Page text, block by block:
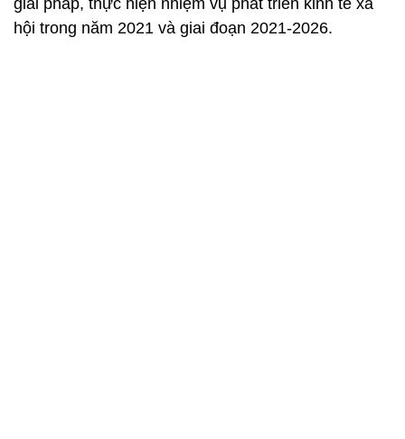
giải pháp, thực hiện nhiệm vụ phát triển kinh tế xã
hội trong năm 2021 và giai đoạn 2021-2026.